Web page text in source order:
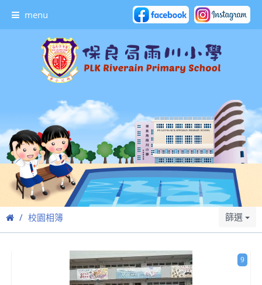
menu
校園相簿 篩選
9